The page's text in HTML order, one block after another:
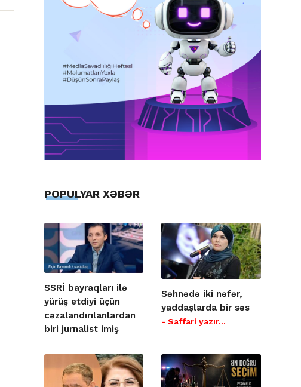
POPULYAR XƏBƏR
SSRİ bayraqları ilə
yürüş etdiyi üçün
cəzalandırılanlardan
biri jurnalist imiş
Səhnədə iki nəfər,
yaddaşlarda bir səs
- Saffari yazır…